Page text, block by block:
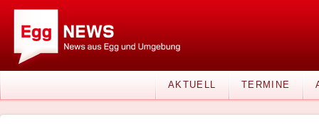
AKTUELL TERMINE